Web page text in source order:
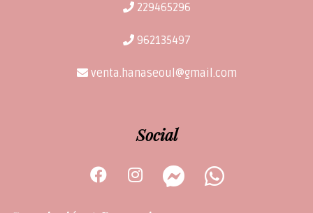
229465296
962135497
venta.hanaseoul@gmail.com
Social